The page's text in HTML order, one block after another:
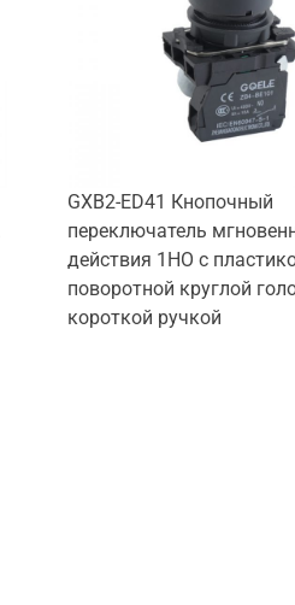
GXB2-ED41 Кнопочный
переключатель
действия 1НО с
поворотной круглой
короткой ручкой